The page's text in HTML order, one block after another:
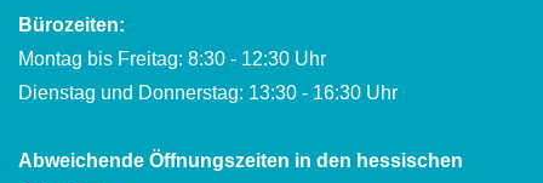
Bürozeiten:
Montag bis Freitag: 8:30 - 12:30 Uhr
Dienstag und Donnerstag: 13:30 - 16:30 Uhr
Abweichende Öffnungszeiten in den hessischen